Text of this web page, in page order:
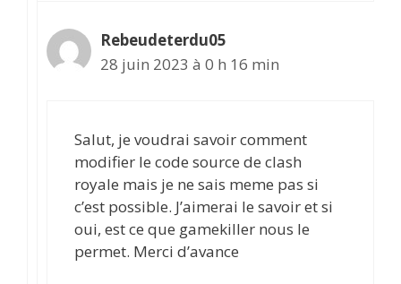
Rebeudeterdu05
28 juin 2023 à 0 h 16 min
Salut, je voudrai savoir comment
modifier le code source de clash
royale mais je ne sais meme pas si
c’est possible. J’aimerai le savoir et si
oui, est ce que gamekiller nous le
permet. Merci d’avance